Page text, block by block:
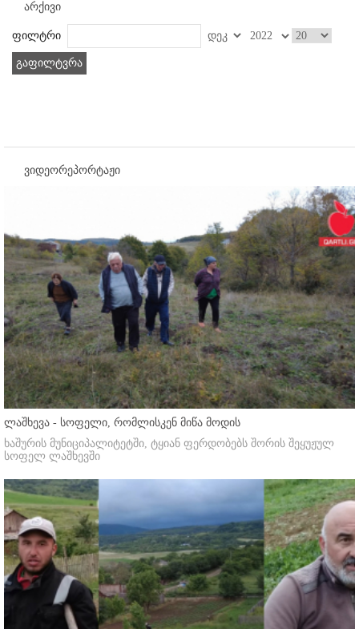
არქივი
ფილტრი
გაფილტვრა
ვიდეორეპორტაჟი
ლაშხევა - სოფელი, რომლისკენ მიწა მოდის
ხაშურის მუნიციპალიტეტში, ტყიან ფერდობებს შორის შეყუჟულ
სოფელ ლაშხევში